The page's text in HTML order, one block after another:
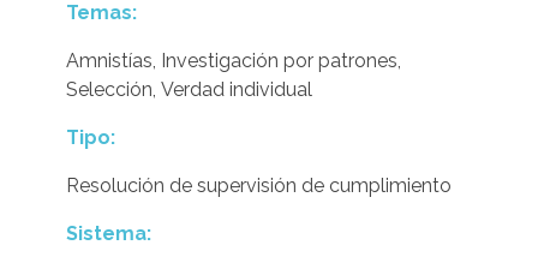
Temas:
Amnistías, Investigación por patrones,
Selección, Verdad individual
Tipo:
Resolución de supervisión de cumplimiento
Sistema: